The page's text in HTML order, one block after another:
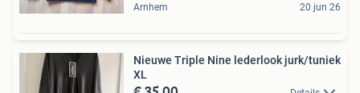
Arnhem 20 jun 26
Nieuwe Triple Nine lederlook jurk/tuniek
XL